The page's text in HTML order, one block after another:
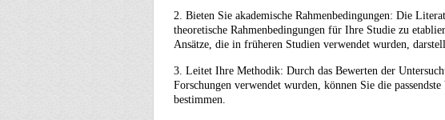
2. Bieten Sie akademische Rahmenbedingungen: Die
theoretische Rahmenbedingungen für Ihre Studie zu
Ansätze, die in früheren Studien verwendet wurden,
3. Leitet Ihre Methodik: Durch das Bewerten der
Forschungen verwendet wurden, können Sie die
bestimmen.